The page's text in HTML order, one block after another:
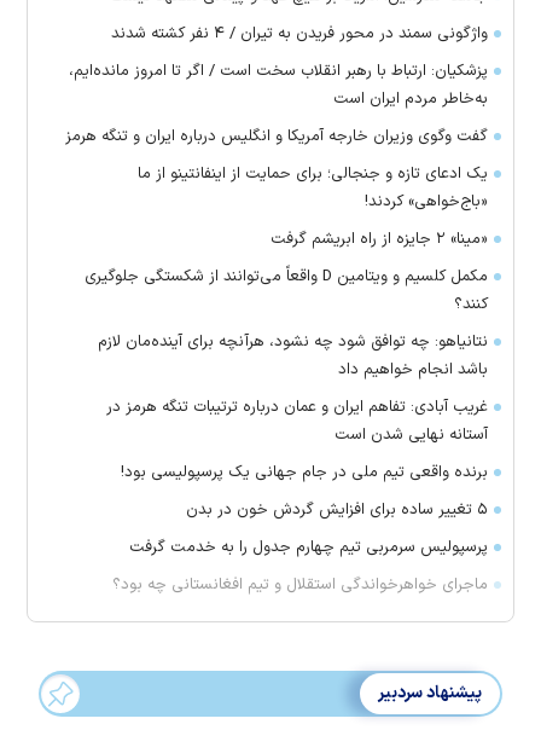
واژگونی سمند در محور فریدن به تیران / ۴ نفر کشته شدند
پزشکیان: ارتباط با رهبر انقلاب سخت است / اگر تا امروز مانده‌ایم،
به‌خاطر مردم ایران است
گفت وگوی وزیران خارجه آمریکا و انگلیس درباره ایران و تنگه هرمز
یک ادعای تازه و جنجالی؛ برای حمایت از اینفانتینو از ما
«باج‌خواهی» کردند!
«مینا» ۲ جایزه از راه ابریشم گرفت
مکمل کلسیم و ویتامین D واقعاً می‌توانند از شکستگی جلوگیری
کنند؟
نتانیاهو: چه توافق شود چه نشود، هرآنچه برای آینده‌مان لازم
باشد انجام خواهیم داد
غریب آبادی: تفاهم ایران و عمان درباره ترتیبات تنگه هرمز در
آستانه نهایی شدن است
برنده واقعی تیم ملی در جام جهانی یک پرسپولیسی بود!
۵ تغییر ساده برای افزایش گردش خون در بدن
پرسپولیس سرمربی تیم چهارم جدول را به خدمت گرفت
ماجرای خواهرخواندگی استقلال و تیم افغانستانی چه بود؟
پیشنهاد سردبیر